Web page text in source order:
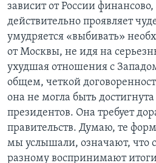
зависит от России
действительно проявляет
умудряется «выбивать»
от Москвы, не идя на
ухудшая отношения с
общем, четкой
она не могла быть достигнута
президентов. Она требует
правительств. Думаю, те
мы услышали, означают, что
разному воспринимают